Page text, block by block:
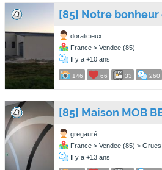
[85] Notre bonheur
doralicieux
France > Vendee (85)
Il y a +10 ans
146 66 33 260
[85] Maison MOB
gregauré
France > Vendee (85) > Grues
Il y a +13 ans